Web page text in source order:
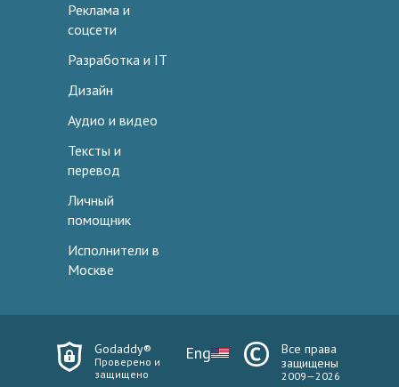
Реклама и
соцсети
Разработка и IT
Дизайн
Аудио и видео
Тексты и
перевод
Личный
помощник
Исполнители в
Москве
Godaddy®
Проверено и
защищено
Eng
Все права
защищены
2009—2026